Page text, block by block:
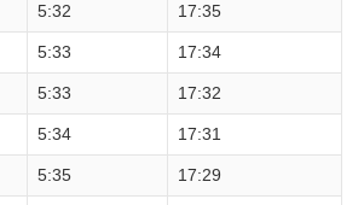
5:32 17:35
5:33 17:34
5:33 17:32
5:34 17:31
5:35 17:29